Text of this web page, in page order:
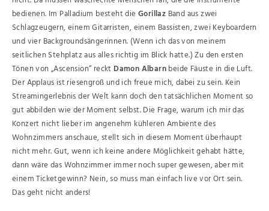
bedienen. Im Palladium besteht dieGorillaz Band aus zwei
Schlagzeugern, einem Gitarristen, einem Bassisten, zwei Keyboardern
und vier Backgroundsängerinnen. (Wenn ich das von meinem
seitlichen Stehplatz aus alles richtig im Blick hatte.) Zu den ersten
Tönen von „Ascension“ reckt Damon Albarnbeide Fäuste in die Luft.
Der Applaus ist riesengroß und ich freue mich, dabei zu sein. Kein
Streamingerlebnis der Welt kann doch den tatsächlichen Moment so
gut abbilden wie der Moment selbst. Die Frage, warum ich mir das
Konzert nicht lieber im angenehm kühleren Ambiente des
Wohnzimmers anschaue, stellt sich in diesem Moment überhaupt
nicht mehr. Gut, wenn ich keine andere Möglichkeit gehabt hätte,
dann wäre das Wohnzimmer immer noch super gewesen, aber mit
einem Ticketgewinn? Nein, so muss man einfach live vor Ort sein.
Das geht nicht anders!